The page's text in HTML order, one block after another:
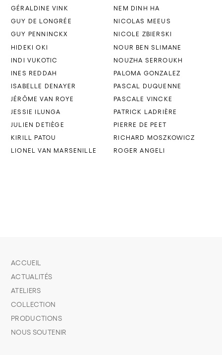
GÉRALDINE VINK
GUY DE LONGRÉE
GUY PENNINCKX
HIDEKI OKI
INDI VUKOTIC
INES REDDAH
ISABELLE DENAYER
JÉRÔME VAN ROYE
JESSIE ILUNGA
JULIEN DETIÈGE
KIRILL PATOU
LIONEL VAN MARSENILLE
NEM DINH HA
NICOLAS MEEUS
NICOLE ZBIERSKI
NOUR BEN SLIMANE
NOUZHA SERROUKH
PALOMA GONZALEZ
PASCAL DUQUENNE
PASCALE VINCKE
PATRICK LADRIÈRE
PIERRE DE PEET
RICHARD MOSZKOWICZ
ROGER ANGELI
ACCUEIL
ACTUALITÉS
ATELIERS
COLLECTION
PRODUCTIONS
NOUS SOUTENIR